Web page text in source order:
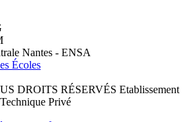
DROITS RÉSERVÉS Etablissement
Privé